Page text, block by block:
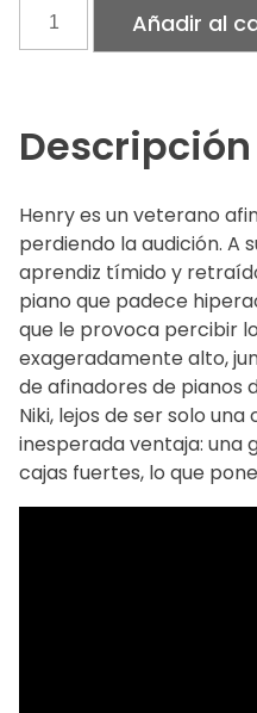
afinador
Añadir al
Descripción
Henry es un veterano
perdiendo la audición. A
aprendiz tímido y
piano que padece
que le provoca percibir
exageradamente alto,
de afinadores de pianos
Niki, lejos de ser solo
inesperada ventaja: una
cajas fuertes, lo que